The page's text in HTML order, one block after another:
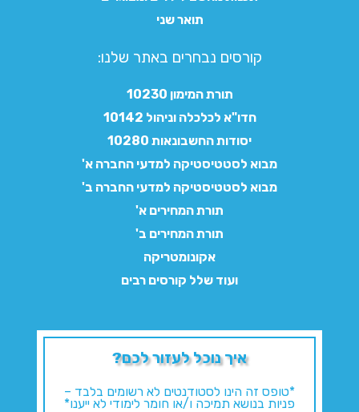
תואר שני
קורסים נבחרים באתר שלנו:​
תורת המימון 10230
חדו"א לכלכלה וניהול 10142
יסודות החשבונאות 10280
מבוא לסטטיסטיקה למדעי החברה א'
מבוא לסטטיסטיקה למדעי החברה ב'
תורת המחירים א'
תורת המחירים ב'
אקונומטריקה
ועוד שלל קורסים רבים
איך נוכל לעזור לכם?
*טופס זה הינו לסטודנטים לא רשומים בלבד –
פניות בנושא תמיכה ו/או חומר לימודי לא ייענו*